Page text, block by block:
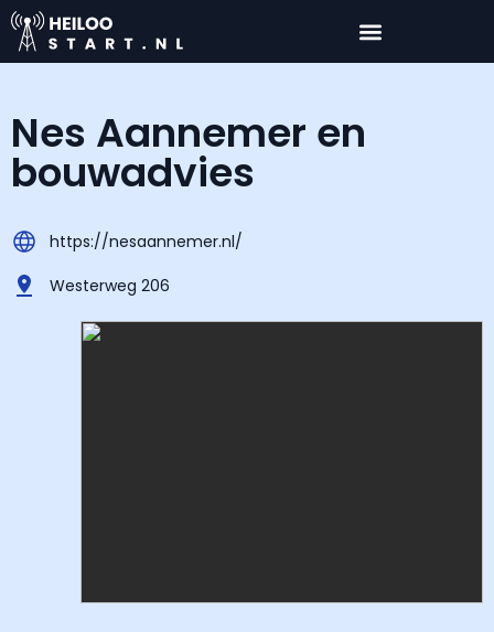
Nes Aannemer en
bouwadvies
https://nesaannemer.nl/
Westerweg 206